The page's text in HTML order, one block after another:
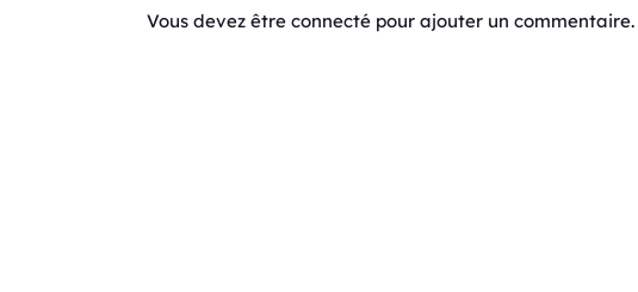
Vous devez être connecté pour ajouter un commentaire.